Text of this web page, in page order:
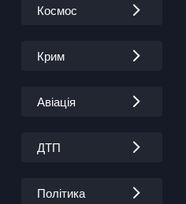
Космос
Крим
Авіація
ДТП
Політика